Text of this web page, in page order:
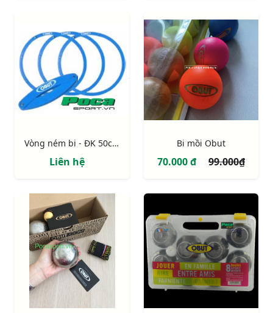
Vòng ném bi - ĐK 50cm
Liên hệ
Bi mồi Obut
70.000 đ 99.000₫